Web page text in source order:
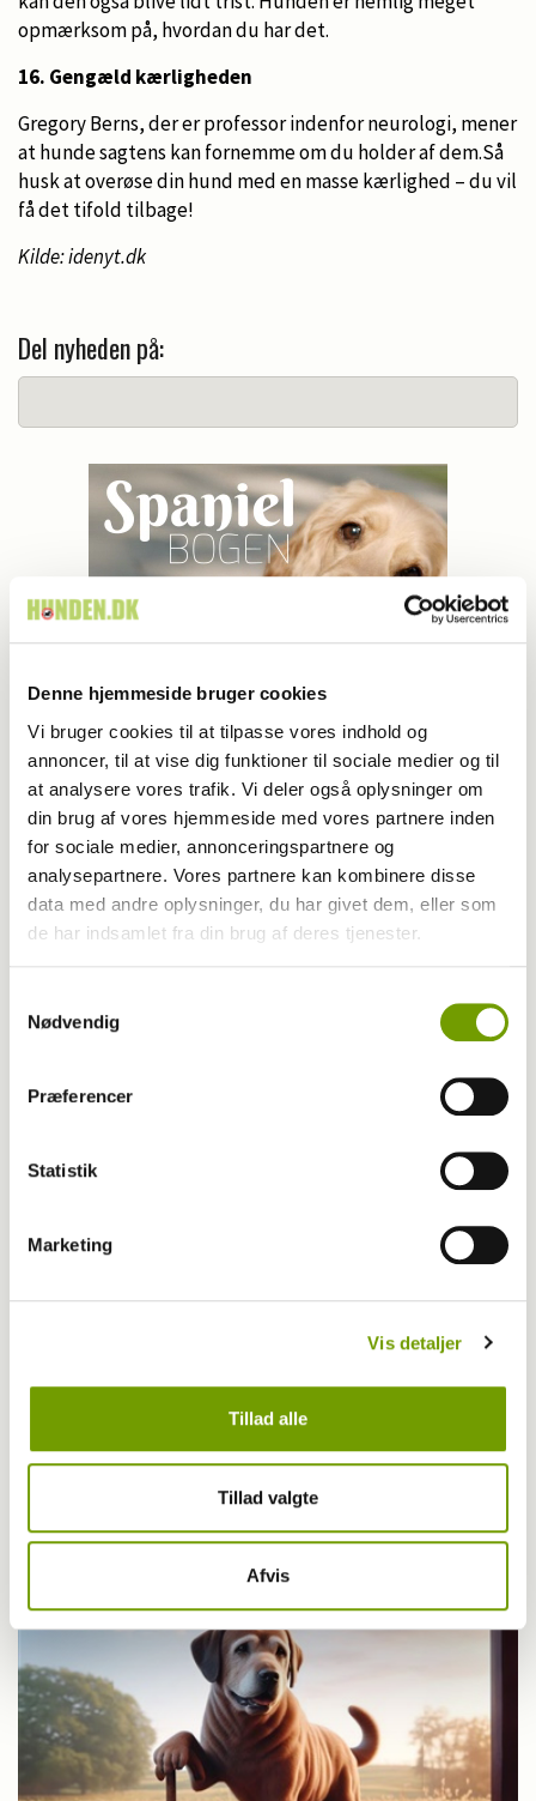
Denne hjemmeside bruger cookies
Vi bruger cookies til at tilpasse vores indhold og
annoncer, til at vise dig funktioner til sociale medier og til
at analysere vores trafik. Vi deler også oplysninger om
din brug af vores hjemmeside med vores partnere inden
for sociale medier, annonceringspartnere og
analysepartnere. Vores partnere kan kombinere disse
data med andre oplysninger, du har givet dem, eller som
de har indsamlet fra din brug af deres tjenester.
Nødvendig
Præferencer
Statistik
Marketing
Vis detaljer
Tillad alle
Tillad valgte
Afvis
opmærksom på, hvordan du har det.
16. Gengæld kærligheden
Gregory Berns, der er professor indenfor neurologi, mener
at hunde sagtens kan fornemme om du holder af dem.Så
husk at overøse din hund med en masse kærlighed – du vil
få det tifold tilbage!
Kilde: idenyt.dk
Del nyheden på:
LÆS OGSÅ
Har du en nyhed eller god historie?
MEST LÆSTE